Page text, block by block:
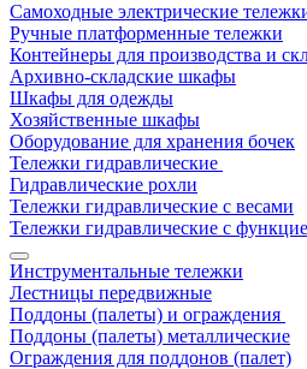
Самоходные электрические
Ручные платформенные тележки
Контейнеры для производства и
Архивно-складские шкафы
Шкафы для одежды
Хозяйственные шкафы
Оборудование для хранения бочек
Тележки гидравлические
Гидравлические рохли
Тележки гидравлические с весами
Тележки гидравлические с
Инструментальные тележки
Лестницы передвижные
Поддоны (палеты) и ограждения
Поддоны (палеты) металлические
Ограждения для поддонов (палет)